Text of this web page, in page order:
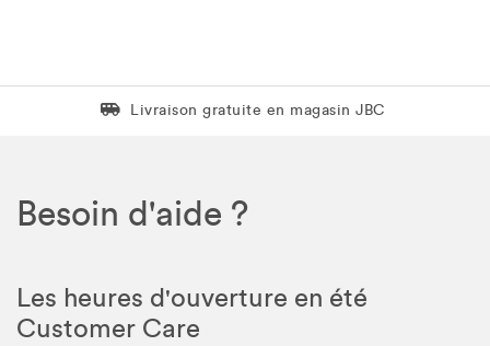
Livraison gratuite en magasin JBC
Livraison gratuite en magasin JBC
Besoin d'aide ?
Les heures d'ouverture en été
Customer Care